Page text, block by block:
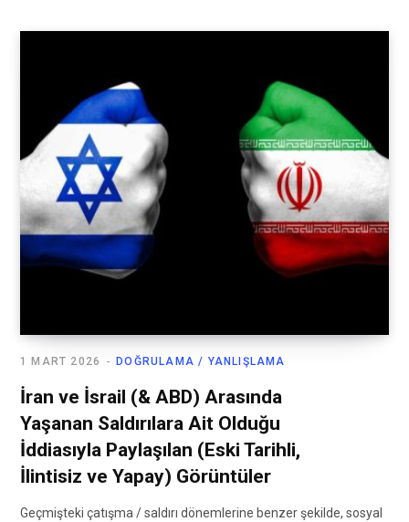
DOĞRULAMA / YANLIŞLAMA
1 MART 2026
İran ve İsrail (& ABD) Arasında
Yaşanan Saldırılara Ait Olduğu
İddiasıyla Paylaşılan (Eski Tarihli,
İlintisiz ve Yapay) Görüntüler
Geçmişteki çatışma / saldırı dönemlerine benzer şekilde, sosyal